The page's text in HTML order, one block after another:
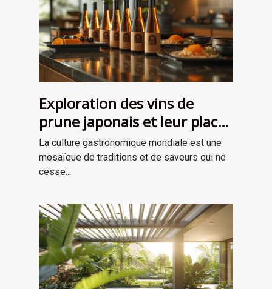
Exploration des vins de
prune japonais et leur place
dans la gastronomie
moderne
La culture gastronomique mondiale est une
mosaïque de traditions et de saveurs qui ne
cesse...